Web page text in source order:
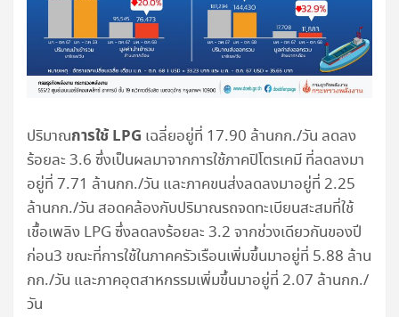
ปริมาณการใช้ LPG เฉลี่ยอยู่ที่ 17.90 ล้านกก./วัน ลดลง
ร้อยละ 3.6 ซึ่งเป็นผลมาจากการใช้ภาคปิโตรเคมี ที่ลดลงมา
อยู่ที่ 7.71 ล้านกก./วัน และภาคขนส่งลดลงมาอยู่ที่ 2.25
ล้านกก./วัน สอดคล้องกับปริมาณรถจดทะเบียนสะสมที่ใช้
เชื้อเพลิง LPG ซึ่งลดลงร้อยละ 3.2 จากช่วงเดียวกันของปี
ก่อน3 ขณะที่การใช้ในภาคครัวเรือนเพิ่มขึ้นมาอยู่ที่ 5.88 ล้าน
กก./วัน และภาคอุตสาหกรรมเพิ่มขึ้นมาอยู่ที่ 2.07 ล้านกก./
วัน